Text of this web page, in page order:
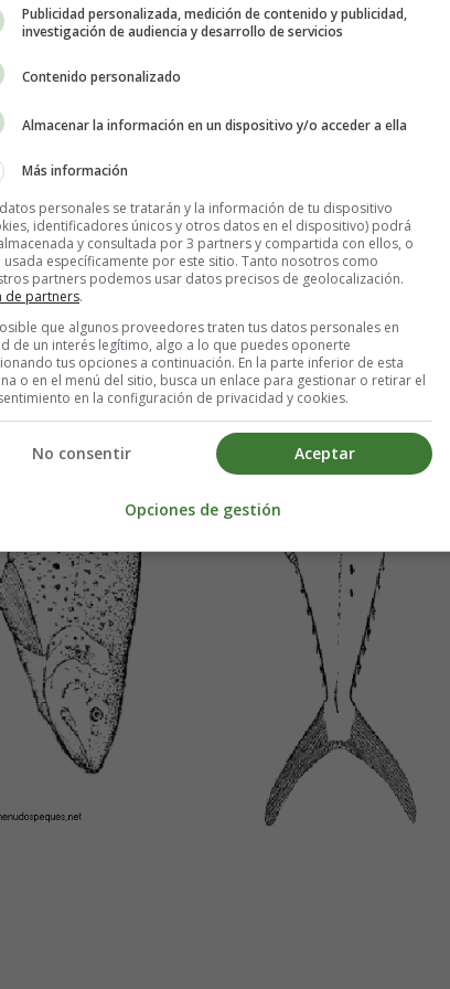
dibujo Alimentos 18 - Dibujos
Publicidad personalizada, medición de contenido y publicidad,
investigación de audiencia y desarrollo de servicios
Contenido personalizado
Almacenar la información en un dispositivo y/o acceder a ella
Más información
personales se tratarán y la información de tu dispositivo
identificadores únicos y otros datos en el dispositivo) podrá
y consultada por 3 partners y compartida con ellos, o
usada específicamente por este sitio. Tanto nosotros como
partners podemos usar datos precisos de geolocalización.
de partners.
que algunos proveedores traten tus datos personales en
de un interés legítimo, algo a lo que puedes oponerte
tus opciones a continuación. En la parte inferior de esta
o en el menú del sitio, busca un enlace para gestionar o retirar el
en la configuración de privacidad y cookies.
Aceptar
No consentir
Opciones de gestión